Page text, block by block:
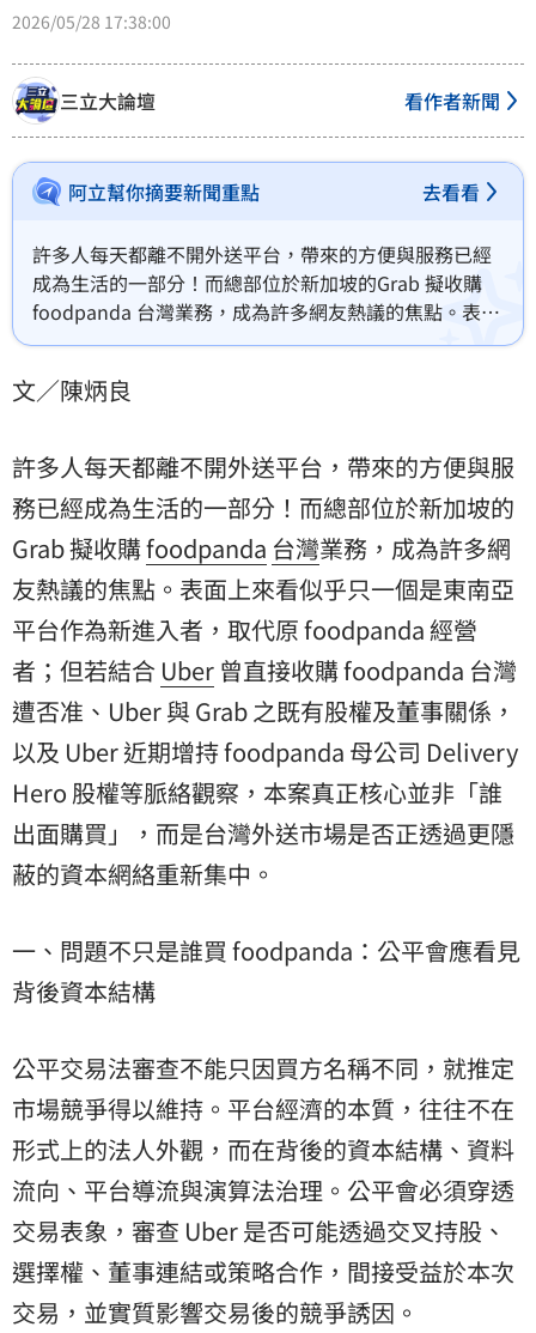
2026/05/28 17:38:00
三立大論壇 看作者新聞
阿立幫你摘要新聞重點 去看看
許多人每天都離不開外送平台，帶來的方便與服務已經
成為生活的一部分！而總部位於新加坡的Grab 擬收購
foodpanda 台灣業務，成為許多網友熱議的焦點。表面
上來看似乎只一個是東南亞平台作為新進入者，取代原
foodpanda 台灣遭否准、Uber 與 Grab 之既有股權及
文／陳炳良
許多人每天都離不開外送平台，帶來的方便與服
務已經成為生活的一部分！而總部位於新加坡的
Grab擬收購foodpanda 台灣業務，成為許多網
友熱議的焦點。表面上來看似乎只一個是東南亞
平台作為新進入者，取代原 foodpanda 經營
者；但若結合 Uber 曾直接收購 foodpanda 台灣
遭否准、Uber 與 Grab 之既有股權及董事關係，
以及 Uber 近期增持 foodpanda 母公司 Delivery
Hero 股權等脈絡觀察，本案真正核心並非「誰
出面購買」，而是台灣外送市場是否正透過更隱
蔽的資本網絡重新集中。
一、問題不只是誰買 foodpanda：公平會應看見
背後資本結構
公平交易法審查不能只因買方名稱不同，就推定
市場競爭得以維持。平台經濟的本質，往往不在
形式上的法人外觀，而在背後的資本結構、資料
流向、平台導流與演算法治理。公平會必須穿透
交易表象，審查 Uber 是否可能透過交叉持股、
選擇權、董事連結或策略合作，間接受益於本次
交易，並實質影響交易後的競爭誘因。